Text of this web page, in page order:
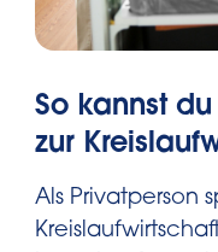
So kannst
zur
Als Privatperson